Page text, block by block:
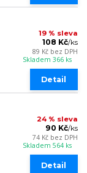
19 % sleva
108 Kč/ks
89 Kč bez DPH
Skladem 366 ks
Detail
24 % sleva
90 Kč/ks
74 Kč bez DPH
Skladem 564 ks
Detail